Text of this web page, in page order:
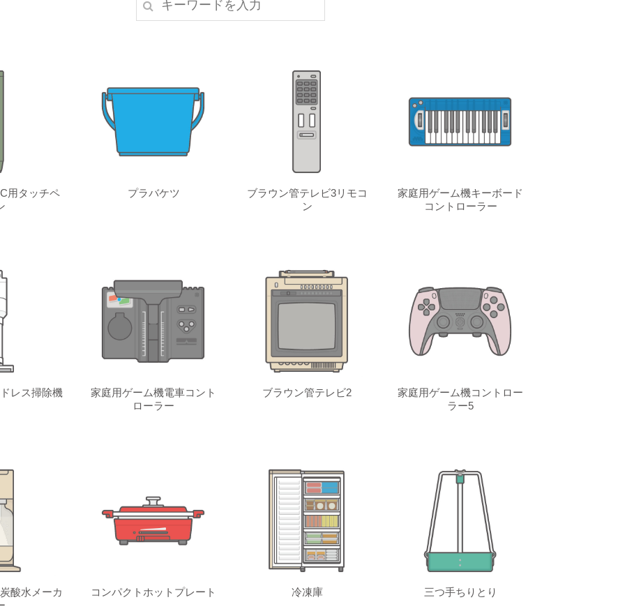
用タッチペ
プラバケツ
ブラウン管テレビ3リモコ
ン
家庭用ゲーム機キーボード
コントローラー
レス掃除機
家庭用ゲーム機電車コント
ローラー
ブラウン管テレビ2
家庭用ゲーム機コントロー
ラー5
酸水メーカ
コンパクトホットプレート 冷凍庫 三つ手ちりとり